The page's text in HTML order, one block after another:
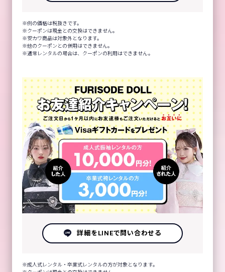
例の価格は税抜きです。
クーポンは現金との交換はできません。
安カワ商品は対象外となります。
他のクーポンとの併用はできません。
通常レンタルの場合は、クーポンの利用はできません。
詳細をLINEで問い合わせる
成人式レンタル・卒業式レンタルの方が対象となります。